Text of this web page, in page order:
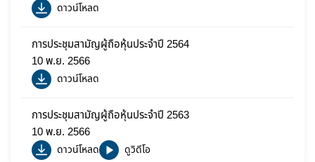
ดาวน์โหลด
การประชุมสามัญผู้ถือหุ้นประจำปี 2564
10 พ.ย. 2566
ดาวน์โหลด
การประชุมสามัญผู้ถือหุ้นประจำปี 2563
10 พ.ย. 2566
ดาวน์โหลด ดูวิดีโอ